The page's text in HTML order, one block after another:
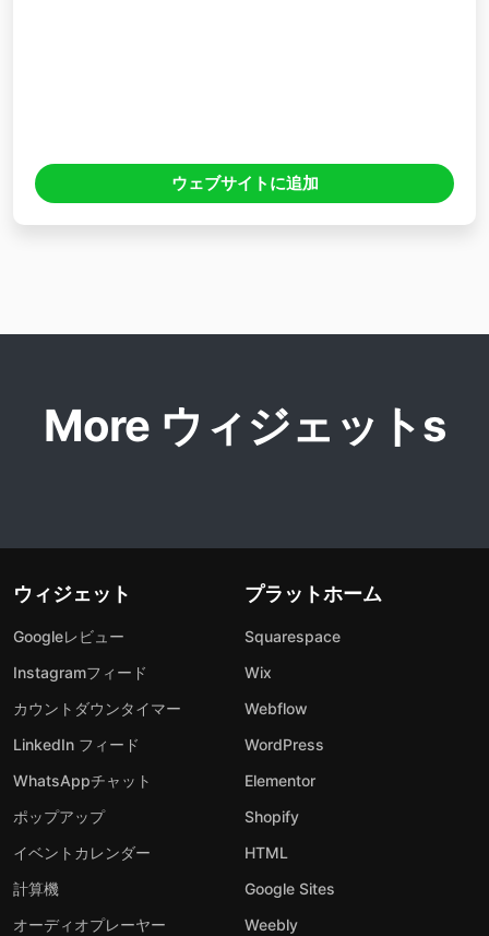
ウェブサイトに追加
More ウィジェットs
ウィジェット
Googleレビュー
Instagramフィード
カウントダウンタイマー
LinkedIn フィード
WhatsAppチャット
ポップアップ
イベントカレンダー
計算機
オーディオプレーヤー
プラットホーム
Squarespace
Wix
Webflow
WordPress
Elementor
Shopify
HTML
Google Sites
Weebly